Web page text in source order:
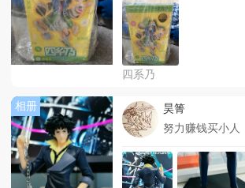
四系乃
相册 昊箐
努力赚钱买小人